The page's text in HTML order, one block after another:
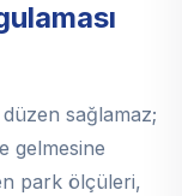
sağlamaz;
gelmesine
park ölçüleri,